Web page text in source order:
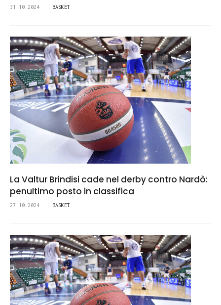
31.10.2024 BASKET
La Valtur Brindisi cade nel derby contro Nardò:
penultimo posto in classifica
27.10.2024 BASKET